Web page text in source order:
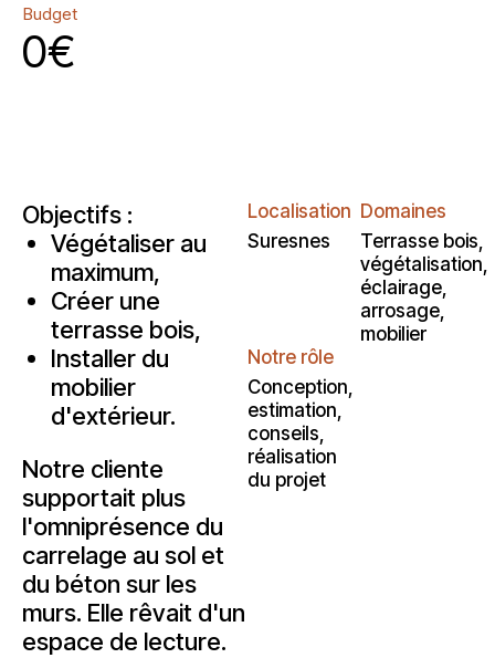
Budget
0€
Objectifs :
Végétaliser au
maximum,
Créer une
terrasse bois,
Installer du
mobilier
d'extérieur.
Notre cliente
supportait plus
l'omniprésence du
carrelage au sol et
du béton sur les
murs. Elle rêvait d'un
espace de lecture.
Localisation
Suresnes
Domaines
Terrasse bois,
végétalisation,
éclairage,
arrosage,
mobilier
Notre rôle
Conception,
estimation,
conseils,
réalisation
du projet